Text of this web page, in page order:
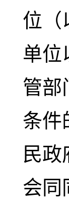
位（
单位
管部
条件
民
会同